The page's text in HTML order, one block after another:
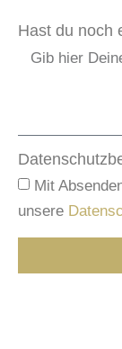
Hast du noch
Mit
unsere